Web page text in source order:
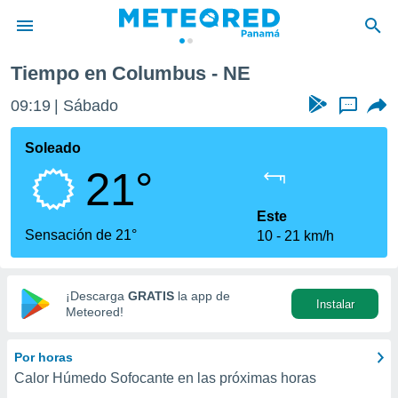
de
ha
calidad.
a este
las
y
digital
basada
Tiempo en Columbus - NE
09:19 Sábado ...
Soleado
21°
Sensación de 21°
Este
10
21 km/h
¡Descarga GRATIS la app de
Meteored!
Instalar
Por horas
Calor Húmedo Sofocante en las próximas horas